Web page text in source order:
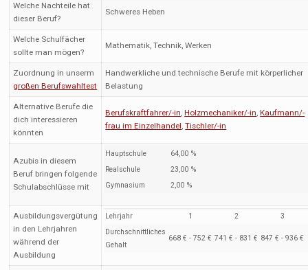
Welche Nachteile hat
dieser Beruf?
Schweres Heben
Welche Schulfächer
sollte man mögen?
Mathematik, Technik, Werken
Zuordnung in unserm
großen Berufswahltest
Handwerkliche und technische Berufe mit körperlicher
Belastung
Alternative Berufe die
dich interessieren
könnten
Berufskraftfahrer/-in,Holzmechaniker/-in,Kaufmann/-
frau im Einzelhandel,Tischler/-in
Azubis in diesem
Beruf bringen folgende
Schulabschlüsse mit
Hauptschule
64,00 %
Realschule
23,00 %
Gymnasium
2,00 %
Ausbildungsvergütung
in den Lehrjahren
während der
Ausbildung
Lehrjahr 1 2 3
Durchschnittliches
Gehalt
668 € - 752 € 741 € - 831 € 847 € - 936 €